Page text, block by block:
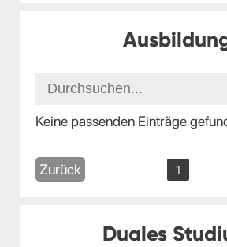
Keine passenden Einträge
Zurück 1
Duales